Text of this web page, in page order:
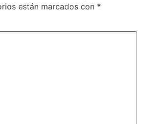
están marcados con *